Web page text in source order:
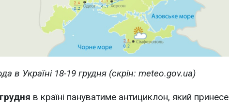
в Україні 18-19 грудня (скрін: meteo.gov.ua)
в країні пануватиме антициклон, який принесе